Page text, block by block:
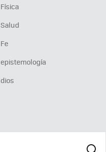
Física
Salud
Fe
epistemología
dios